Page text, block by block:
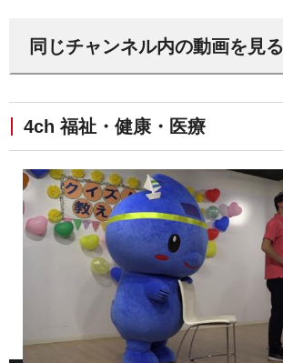
同じチャンネル内の動画を見る
4ch 福祉・健康・医療